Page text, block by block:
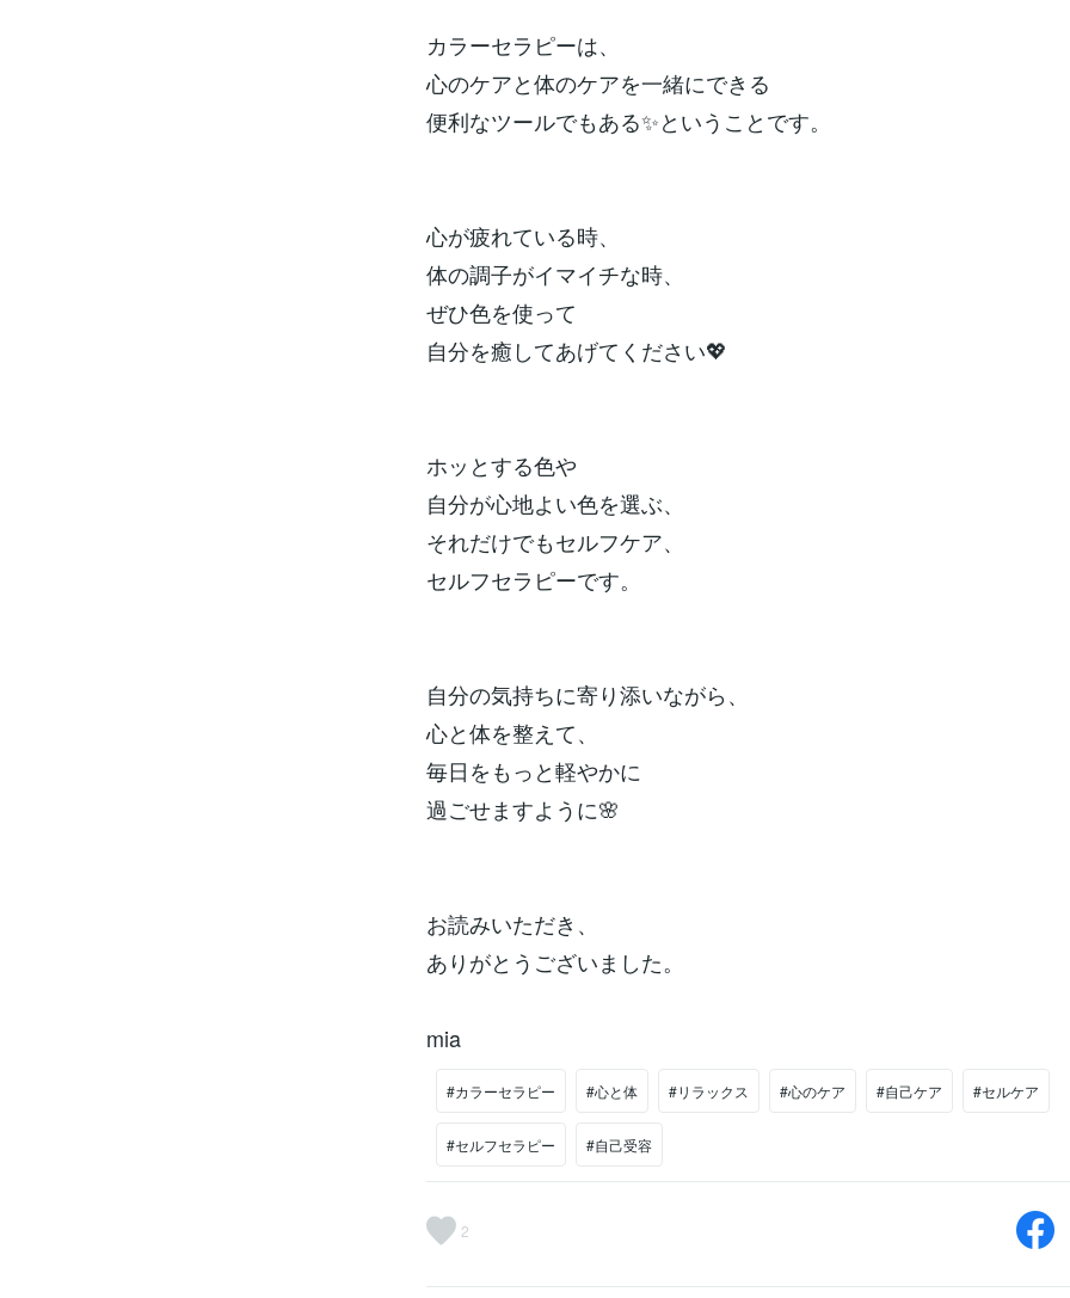
カラーセラピーは、
心のケアと体のケアを一緒にできる
便利なツールでもある✨ということです。
心が疲れている時、
体の調子がイマイチな時、
ぜひ色を使って
自分を癒してあげてください💖
ホッとする色や
自分が心地よい色を選ぶ、
それだけでもセルフケア、
セルフセラピーです。
自分の気持ちに寄り添いながら、
心と体を整えて、
毎日をもっと軽やかに
過ごせますように🌸
お読みいただき、
ありがとうございました。
mia
#カラーセラピー #心と体 #リラックス #心のケア #自己ケア #セルケア
#セルフセラピー #自己受容
2